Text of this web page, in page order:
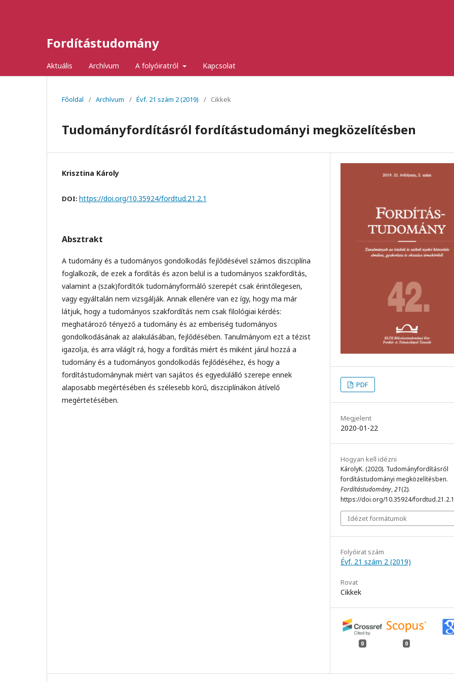
Fordítástudomány
Aktuális Archívum A folyóiratról Kapcsolat
Főoldal / Archívum / Évf. 21 szám 2 (2019) / Cikkek
Tudományfordításról fordítástudományi megközelítésben
Krisztina Károly
DOI: https://doi.org/10.35924/fordtud.21.2.1
Absztrakt
A tudomány és a tudományos gondolkodás fejlődésével számos diszciplína
foglalkozik, de ezek a fordítás és azon belül is a tudományos szakfordítás,
valamint a (szak)fordítók tudományformáló szerepét csak érintőlegesen,
vagy egyáltalán nem vizsgálják. Annak ellenére van ez így, hogy ma már
látjuk, hogy a tudományos szakfordítás nem csak filológiai kérdés:
meghatározó tényező a tudomány és az emberiség tudományos
gondolkodásának az alakulásában, fejlődésében. Tanulmányom ezt a tézist
igazolja, és arra világít rá, hogy a fordítás miért és miként járul hozzá a
tudomány és a tudományos gondolkodás fejlődéséhez, és hogy a
fordítástudománynak miért van sajátos és egyedülálló szerepe ennek
alaposabb megértésében és szélesebb körű, diszciplínákon átívelő
megértetésében.
PDF
Megjelent
2020-01-22
Hogyan kell idézni
KárolyK. (2020). Tudományfordításról
fordítástudományi megközelítésben.
Fordítástudomány,21(2).
https://doi.org/10.35924/fordtud.21.2.1
Idézet formátumok
Folyóirat szám
Évf. 21 szám 2 (2019)
Rovat
Cikkek
0 0